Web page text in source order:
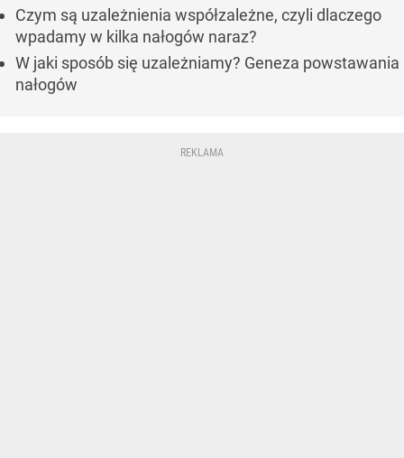
Czym są uzależnienia współzależne, czyli dlaczego
wpadamy w kilka nałogów naraz?
W jaki sposób się uzależniamy? Geneza powstawania
nałogów